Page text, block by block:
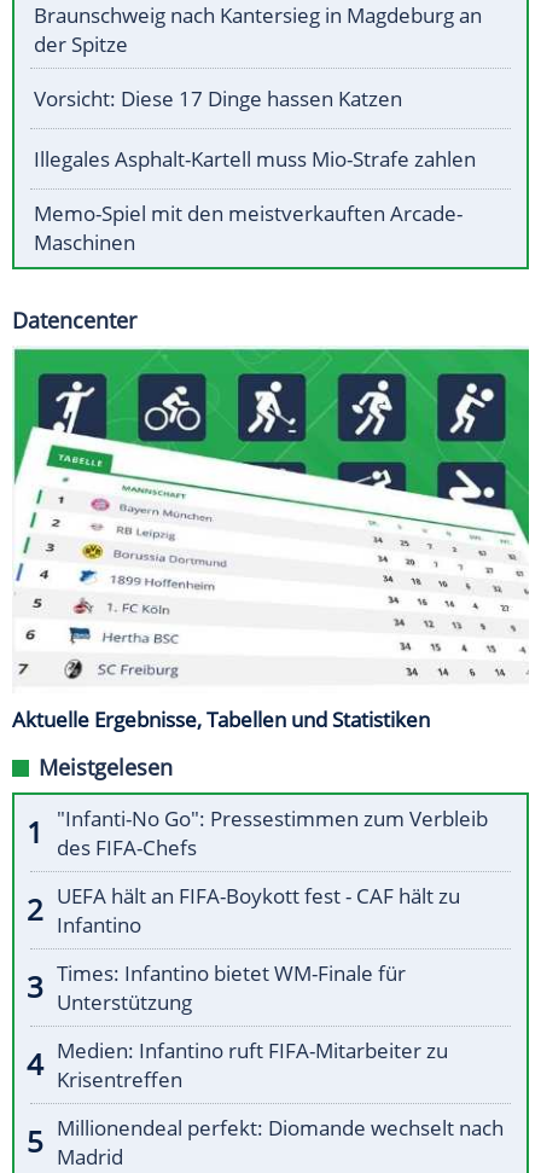
Braunschweig nach Kantersieg in Magdeburg an
der Spitze
Vorsicht: Diese 17 Dinge hassen Katzen
Illegales Asphalt-Kartell muss Mio-Strafe zahlen
Memo-Spiel mit den meistverkauften Arcade-
Maschinen
Datencenter
Aktuelle Ergebnisse, Tabellen und Statistiken
Meistgelesen
"Infanti-No Go": Pressestimmen zum Verbleib
des FIFA-Chefs
UEFA hält an FIFA-Boykott fest - CAF hält zu
Infantino
Times: Infantino bietet WM-Finale für
Unterstützung
Medien: Infantino ruft FIFA-Mitarbeiter zu
Krisentreffen
Millionendeal perfekt: Diomande wechselt nach
Madrid